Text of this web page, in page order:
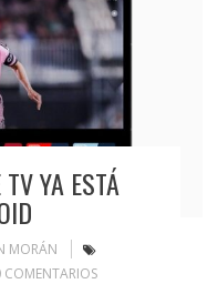
YA ESTÁ
MORÁN
COMENTARIOS